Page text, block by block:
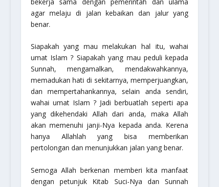
agar melaju di jalan kebaikan dan jalur yang
benar.
Siapakah yang mau melakukan hal itu, wahai
umat Islam ? Siapakah yang mau peduli kepada
Sunnah, mengamalkan, mendakwahkannya,
memadukan hati di sekitarnya, memperjuangkan,
dan mempertahankannya, selain anda sendiri,
wahai umat Islam ? Jadi berbuatlah seperti apa
yang dikehendaki Allah dari anda, maka Allah
akan memenuhi janji-Nya kepada anda. Kerena
hanya Allahlah yang bisa memberikan
pertolongan dan menunjukkan jalan yang benar.
Semoga Allah berkenan memberi kita manfaat
dengan petunjuk Kitab Suci-Nya dan Sunnah